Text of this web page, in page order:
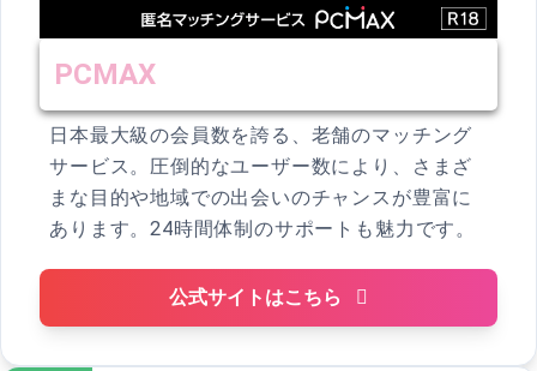
PCMAX
日本最大級の会員数を誇る、老舗のマッチング
サービス。圧倒的なユーザー数により、さまざ
まな目的や地域での出会いのチャンスが豊富に
あります。24時間体制のサポートも魅力です。
公式サイトはこちら